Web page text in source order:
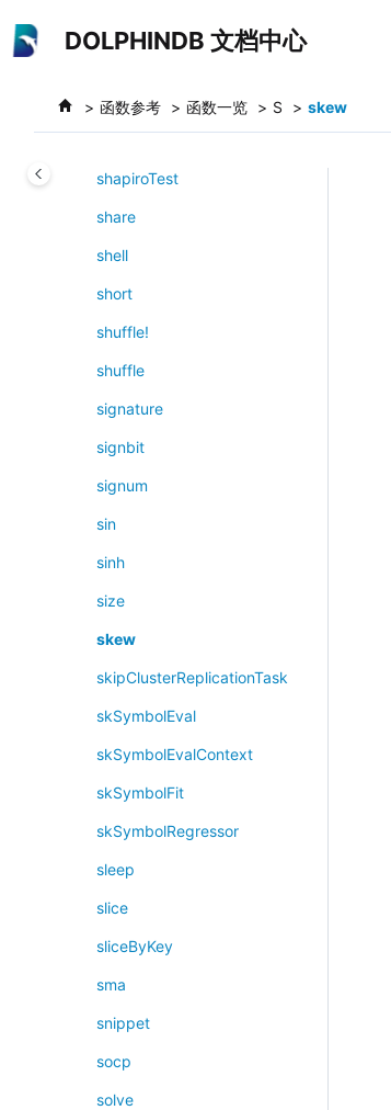
DOLPHINDB 文档中心
函数参考 函数一览 S skew
seuclidean
shapiroTest
share
shell
short
shuffle!
shuffle
signature
signbit
signum
sin
sinh
size
skew
skipClusterReplicationTask
skSymbolEval
skSymbolEvalContext
skSymbolFit
skSymbolRegressor
sleep
slice
sliceByKey
sma
snippet
socp
solve